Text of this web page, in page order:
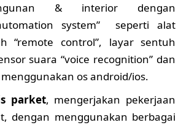
& interior dengan
system” seperti alat
“remote control”, layar sentuh
suara “voice recognition” dan
os android/ios.
parket, mengerjakan pekerjaan
dengan menggunakan berbagai